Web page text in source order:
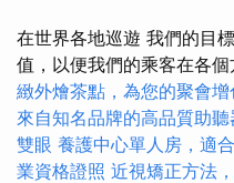
在世界各地巡遊 我們的目
值，以便我們的乘客在各
緻外燴茶點，為您的聚會
來自知名品牌的高品質助聽
雙眼 養護中心單人房，適
業資格證照 近視矯正方法